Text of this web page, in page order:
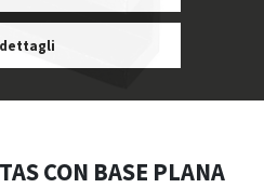
CON BASE PLANA